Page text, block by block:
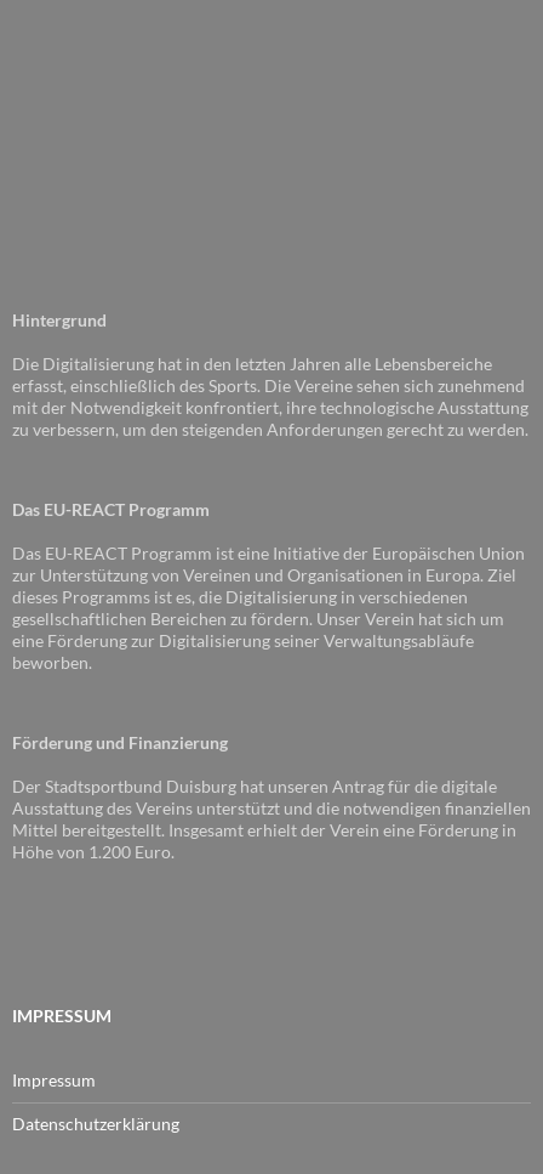
Hintergrund
Die Digitalisierung hat in den letzten Jahren alle Lebensbereiche
erfasst, einschließlich des Sports. Die Vereine sehen sich zunehmend
mit der Notwendigkeit konfrontiert, ihre technologische Ausstattung
zu verbessern, um den steigenden Anforderungen gerecht zu werden.
Das EU-REACT Programm
Das EU-REACT Programm ist eine Initiative der Europäischen Union
zur Unterstützung von Vereinen und Organisationen in Europa. Ziel
dieses Programms ist es, die Digitalisierung in verschiedenen
gesellschaftlichen Bereichen zu fördern. Unser Verein hat sich um
eine Förderung zur Digitalisierung seiner Verwaltungsabläufe
beworben.
Förderung und Finanzierung
Der Stadtsportbund Duisburg hat unseren Antrag für die digitale
Ausstattung des Vereins unterstützt und die notwendigen finanziellen
Mittel bereitgestellt. Insgesamt erhielt der Verein eine Förderung in
Höhe von 1.200 Euro.
IMPRESSUM
Impressum
Datenschutzerklärung